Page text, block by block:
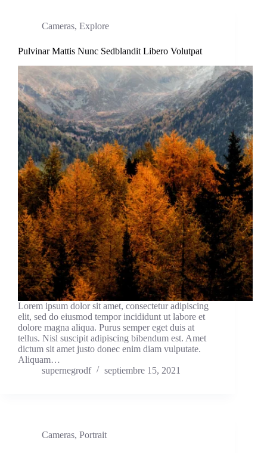
Cameras, Explore
Pulvinar Mattis Nunc Sedblandit Libero Volutpat
Lorem ipsum dolor sit amet, consectetur adipiscing
elit, sed do eiusmod tempor incididunt ut labore et
dolore magna aliqua. Purus semper eget duis at
tellus. Nisl suscipit adipiscing bibendum est. Amet
dictum sit amet justo donec enim diam vulputate.
Aliquam…
supernegrodf
septiembre 15, 2021
Cameras, Portrait